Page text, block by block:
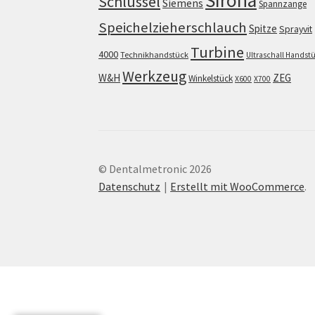
Siemens Spannzange
Speichelzieherschlauch Spitze Sprayvit
4000 Technikhandstück Turbine Ultraschall
W&H WerkzeugWinkelstück X600 X700 ZEG
© Dentalmetronic 2026
Datenschutz
Erstellt mit WooCommerce.